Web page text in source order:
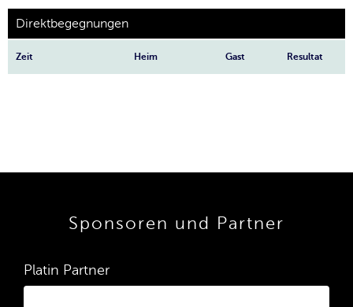
Direktbegegnungen
Zeit Heim Gast Resultat
Sponsoren und Partner
Platin Partner